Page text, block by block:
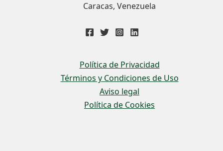
Caracas, Venezuela
Política de Privacidad
Términos y Condiciones de Uso
Aviso legal
Política de Cookies